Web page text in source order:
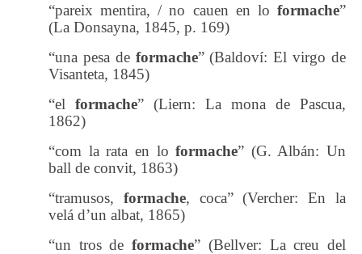
“pareix mentira, / no cauen en lo formache”
(La Donsayna, 1845, p. 169)
“una pesa de formache” (Baldoví: El virgo de
Visanteta, 1845)
“el formache” (Liern: La mona de Pascua,
1862)
“com la rata en loformache” (G. Albán: Un
ball de convit, 1863)
“tramusos, formache, coca” (Vercher: En la
velá d’un albat, 1865)
“un tros de formache” (Bellver: La creu del